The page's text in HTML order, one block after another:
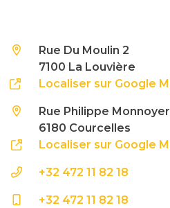
Rue Du Moulin 2
7100 La Louvière
Localiser sur Google
Rue Philippe
6180 Courcelles
Localiser sur Google
+32 472 11 82 18
+32 472 11 82 18